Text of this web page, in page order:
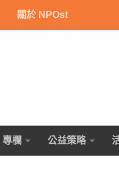
關於 NPOst
專欄 公益策略